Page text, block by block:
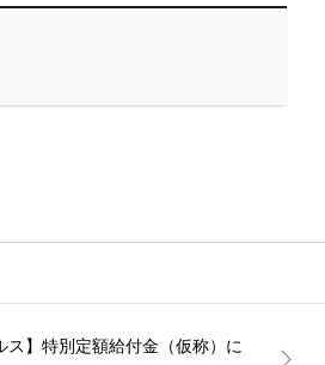
ス】特別定額給付金（仮称）に